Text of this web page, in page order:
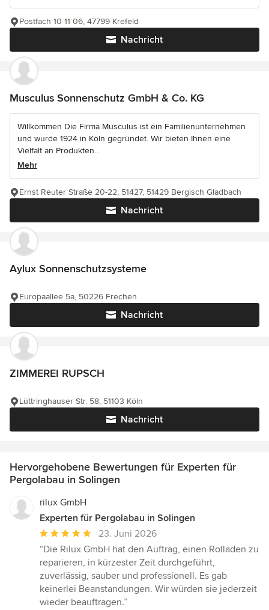
Nachricht
Postfach 10 11 06, 47799 Krefeld
Musculus Sonnenschutz GmbH & Co. KG
Willkommen Die Firma Musculus ist ein Familienunternehmen
und wurde 1924 in Köln gegründet. Wir bieten Ihnen eine
Vielfalt an Produkten...
Mehr
Nachricht
Ernst Reuter Straße 20-22, 51427, 51429 Bergisch Gladbach
Aylux Sonnenschutzsysteme
Nachricht
Europaallee 5a, 50226 Frechen
ZIMMEREI RUPSCH
Nachricht
Lüttringhauser Str. 58, 51103 Köln
Hervorgehobene Bewertungen für Experten für
Pergolabau in Solingen
rilux GmbH
Experten für Pergolabau in Solingen
Durchschnittliche
Bewertung:
5
von
5
Sternen
23. Juni 2026
“Die Rilux GmbH hat den Auftrag, einen Rolladen zu
reparieren, in kürzester Zeit durchgeführt,
zuverlässig, sauber und professionell. Es gab
keinerlei Beanstandungen. Wir würden sie jederzeit
wieder beauftragen.”